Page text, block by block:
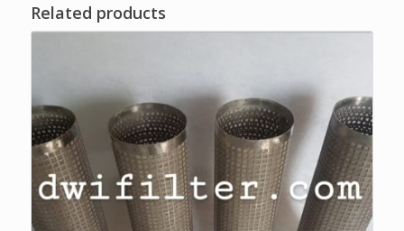
Related products